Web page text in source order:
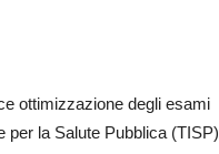
ottimizzazione degli esami
per la Salute Pubblica (TISP)